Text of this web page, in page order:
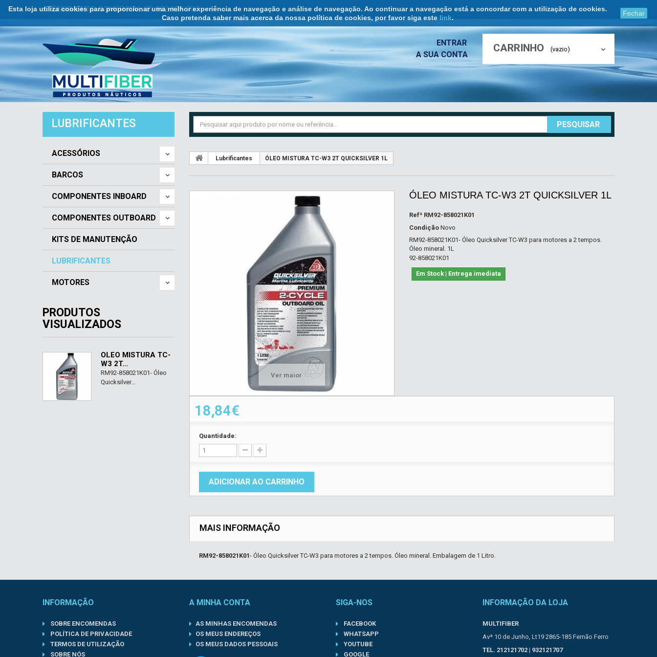
Esta loja utiliza cookies para proporcionar uma melhor experiência de navegação e análise de navegação. Ao continuar a navegação está a concordar com a utilização de cookies.
Caso pretenda saber mais acerca da nossa política de cookies, por favor siga este link.
Fechar
ATENDIMENTO COMERCIAL ☏ 932 121 707
CARRINHO (vazio)
ENTRAR
A SUA CONTA
PESQUISAR
LUBRIFICANTES
ACESSÓRIOS
BARCOS
COMPONENTES INBOARD
COMPONENTES OUTBOARD
KITS DE MANUTENÇÃO
LUBRIFICANTES
MOTORES
PRODUTOS
VISUALIZADOS
ÓLEO MISTURA TC-
W3 2T...
RM92-858021K01- Óleo
Quicksilver...
Lubrificantes ÓLEO MISTURA TC-W3 2T QUICKSILVER 1L
Ver maior
ÓLEO MISTURA TC-W3 2T QUICKSILVER 1L
Refª RM92-858021K01
Condição Novo
RM92-858021K01- Óleo Quicksilver TC-W3 para motores a 2 tempos.
Óleo mineral. 1L
92-858021K01
Em Stock | Entrega imediata
18,84€
Quantidade:
ADICIONAR AO CARRINHO
MAIS INFORMAÇÃO
RM92-858021K01- Óleo Quicksilver TC-W3 para motores a 2 tempos. Óleo mineral. Embalagem de 1 Litro.
INFORMAÇÃO
SOBRE ENCOMENDAS
POLÍTICA DE PRIVACIDADE
TERMOS DE UTILIZAÇÃO
SOBRE NÓS
A MINHA CONTA
AS MINHAS ENCOMENDAS
OS MEUS ENDEREÇOS
OS MEUS DADOS PESSOAIS
SIGA-NOS
FACEBOOK
WHATSAPP
YOUTUBE
GOOGLE
INFORMAÇÃO DA LOJA
MULTIFIBER
Avª 10 de Junho, Lt19 2865-185 Fernão Ferro
TEL. 212121702 | 932121707